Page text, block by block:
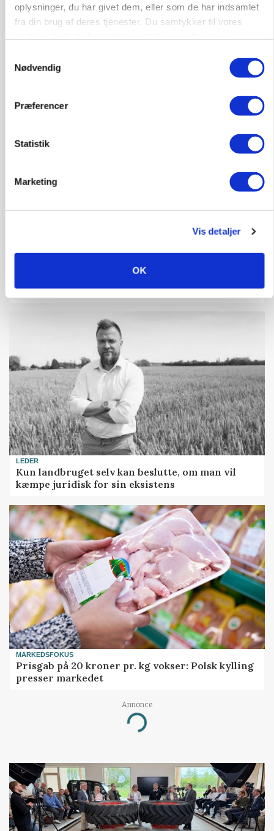
oplysninger, du har givet dem, eller som de har indsamlet
fra din brug af deres tjenester. Du samtykker til vores
Nødvendig
Præferencer
Statistik
Marketing
Vis detaljer
OK
Leder til klimastald
Klimastald
9670, Løgstør 03. aug.
Fjerkræbranchen: - Vi forlanger ens
konkurrence- og produktionsvilkår
LEDER
Kun landbruget selv kan beslutte, om man vil
kæmpe juridisk for sin eksistens
MARKEDSFOKUS
Prisgab på 20 kroner pr. kg vokser: Polsk kylling
presser markedet
Annonce
Loading...